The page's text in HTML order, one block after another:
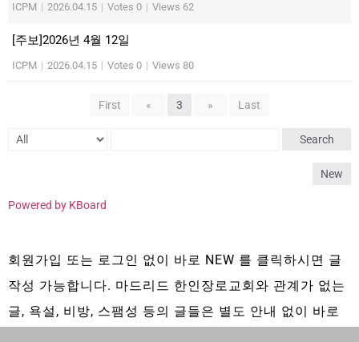
ICPM | 2026.04.15 | Votes 0 | Views 62
[주보]2026년 4월 12일
ICPM | 2026.04.15 | Votes 0 | Views 80
First « 3 » Last
Search
New
Powered by KBoard
회원가입 또는 로그인 없이 바로 NEW 를 클릭하시면 글
작성 가능합니다. 마드리드 한인장로교회와 관계가 없는
글, 욕설, 비방, 스팸성 등의 글들은 별도 안내 없이 바로